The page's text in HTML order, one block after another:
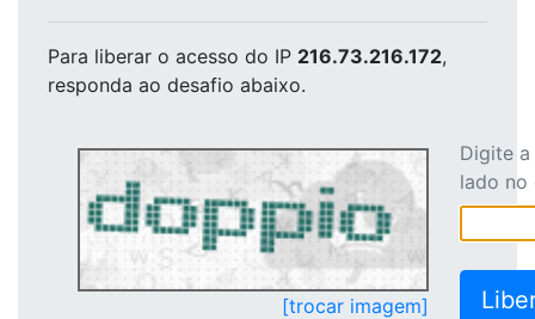
Para liberar o acesso do IP 216.73.216.172,
responda ao desafio abaixo.
[trocar imagem]
Digite
lado no